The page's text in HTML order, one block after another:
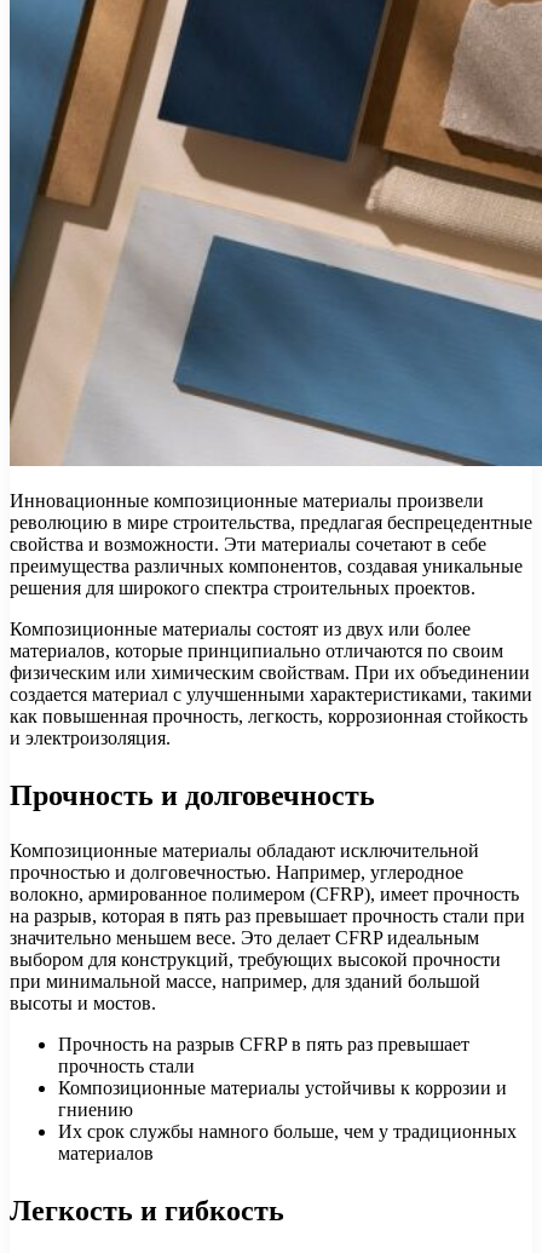
Инновационные композиционные материалы произвели
революцию в мире строительства, предлагая беспрецедентные
свойства и возможности. Эти материалы сочетают в себе
преимущества различных компонентов, создавая уникальные
решения для широкого спектра строительных проектов.
Композиционные материалы состоят из двух или более
материалов, которые принципиально отличаются по своим
физическим или химическим свойствам. При их объединении
создается материал с улучшенными характеристиками, такими
как повышенная прочность, легкость, коррозионная стойкость
и электроизоляция.
Прочность и долговечность
Композиционные материалы обладают исключительной
прочностью и долговечностью. Например, углеродное
волокно, армированное полимером (CFRP), имеет прочность
на разрыв, которая в пять раз превышает прочность стали при
значительно меньшем весе. Это делает CFRP идеальным
выбором для конструкций, требующих высокой прочности
при минимальной массе, например, для зданий большой
высоты и мостов.
Прочность на разрыв CFRP в пять раз превышает
прочность стали
Композиционные материалы устойчивы к коррозии и
гниению
Их срок службы намного больше, чем у традиционных
материалов
Легкость и гибкость